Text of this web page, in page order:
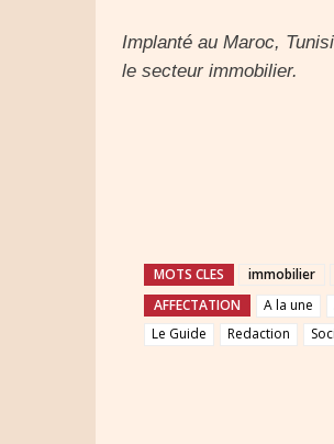
Implanté au Maroc,
le secteur immobilier.
MOTS CLES immobilier
AFFECTATION
A la une
Le Guide
Redaction